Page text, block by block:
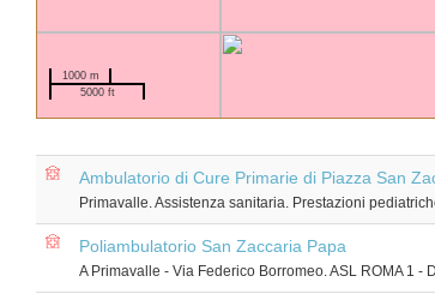
1000 m
5000 ft
Ambulatorio di Cure Primarie di Piazza San
Primavalle. Assistenza sanitaria. Prestazioni
Poliambulatorio San Zaccaria Papa
A Primavalle - Via Federico Borromeo. ASL ROMA 1